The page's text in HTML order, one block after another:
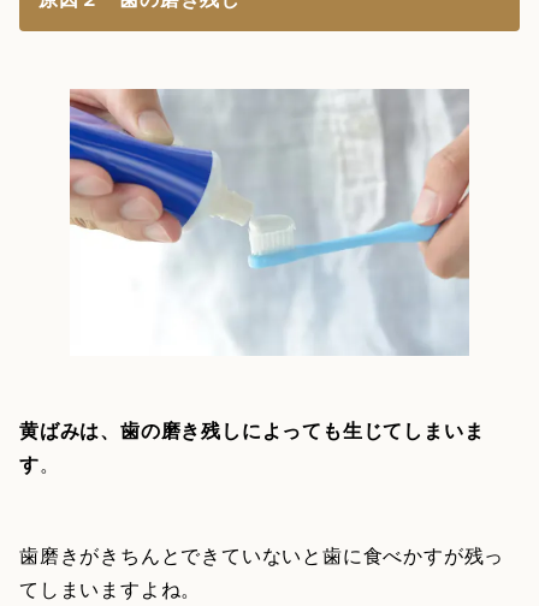
黄ばみは、歯の磨き残しによっても生じてしまいま
す。
歯磨きがきちんとできていないと歯に食べかすが残っ
てしまいますよね。